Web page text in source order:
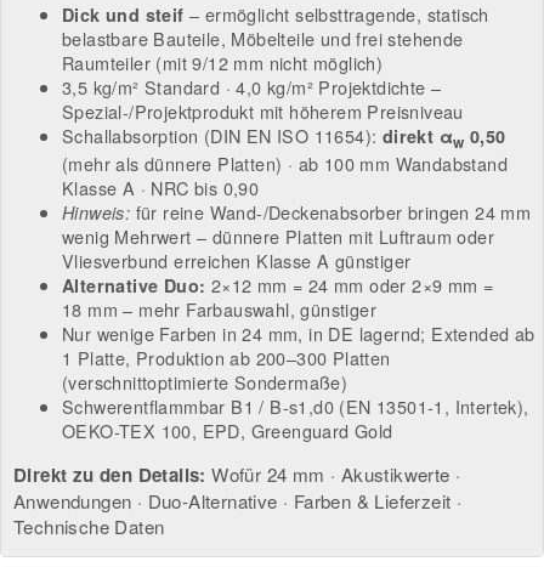
Dick und steif – ermöglicht selbsttragende, statisch
belastbare Bauteile, Möbelteile und frei stehende
Raumteiler (mit 9/12 mm nicht möglich)
3,5 kg/m² Standard · 4,0 kg/m² Projektdichte –
Spezial-/Projektprodukt mit höherem Preisniveau
Schallabsorption (DIN EN ISO 11654): direkt αw 0,50
(mehr als dünnere Platten) · ab 100 mm Wandabstand
Klasse A · NRC bis 0,90
Hinweis: für reine Wand-/Deckenabsorber bringen 24 mm
wenig Mehrwert – dünnere Platten mit Luftraum oder
Vliesverbund erreichen Klasse A günstiger
Alternative Duo: 2×12 mm = 24 mm oder 2×9 mm =
18 mm – mehr Farbauswahl, günstiger
Nur wenige Farben in 24 mm, in DE lagernd; Extended ab
1 Platte, Produktion ab 200–300 Platten
(verschnittoptimierte Sondermaße)
Schwerentflammbar B1 / B-s1,d0 (EN 13501-1, Intertek),
OEKO-TEX 100, EPD, Greenguard Gold
Direkt zu den Details: Wofür 24 mm · Akustikwerte ·
Anwendungen · Duo-Alternative · Farben & Lieferzeit ·
Technische Daten